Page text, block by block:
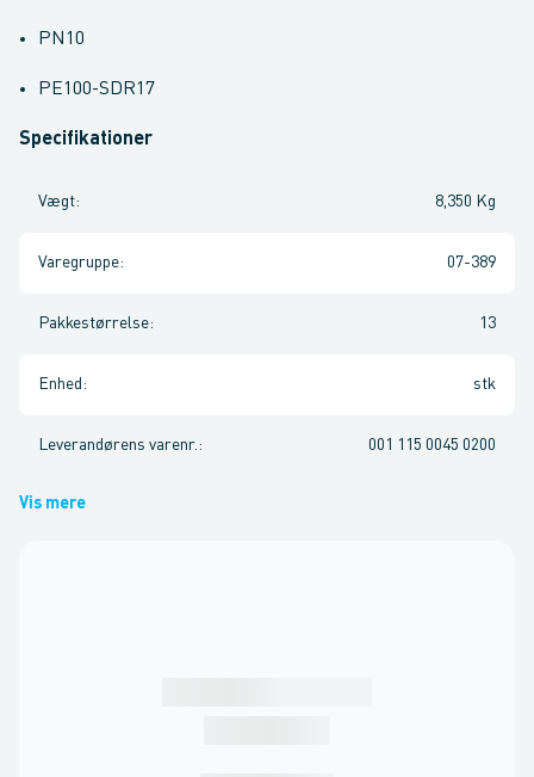
PN10
PE100-SDR17
Specifikationer
Vægt: 8,350 Kg
Varegruppe: 07-389
Pakkestørrelse: 13
Enhed : stk
Leverandørens varenr. : 001 115 0045 0200
Vis mere